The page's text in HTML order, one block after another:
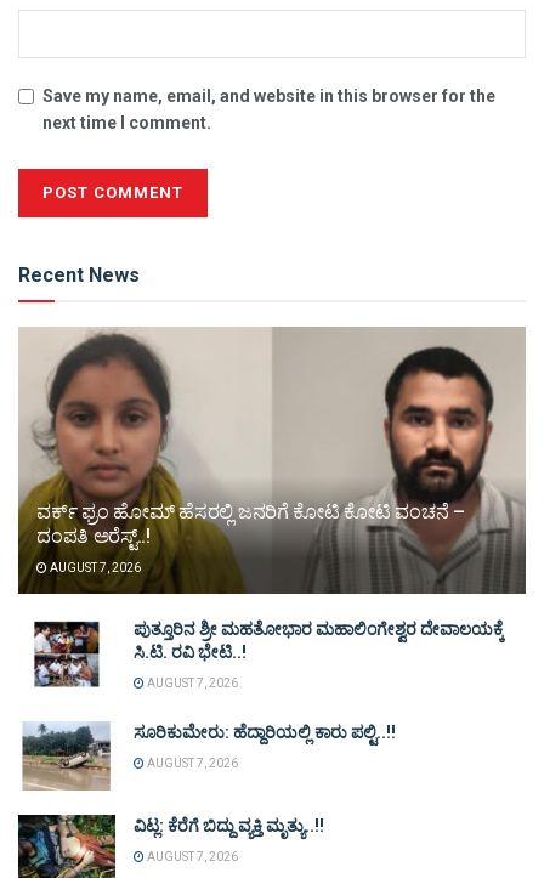
Save my name, email, and website in this browser for the
next time I comment.
Recent News
ವರ್ಕ್ ಫ್ರಂ ಹೋಮ್ ಹೆಸರಲ್ಲಿ ಜನರಿಗೆ ಕೋಟಿ ಕೋಟಿ ವಂಚನೆ –
ದಂಪತಿ ಅರೆಸ್ಟ್..!
AUGUST 7, 2026
ಪುತ್ತೂರಿನ ಶ್ರೀ ಮಹತೋಭಾರ ಮಹಾಲಿಂಗೇಶ್ವರ ದೇವಾಲಯಕ್ಕೆ
ಸಿ.ಟಿ. ರವಿ ಭೇಟಿ..!
AUGUST 7, 2026
ಸೂರಿಕುಮೇರು: ಹೆದ್ದಾರಿಯಲ್ಲಿ ಕಾರು ಪಲ್ಟಿ..!!
AUGUST 7, 2026
ವಿಟ್ಲ: ಕೆರೆಗೆ ಬಿದ್ದು ವ್ಯಕ್ತಿ ಮೃತ್ಯು..!!
AUGUST 7, 2026